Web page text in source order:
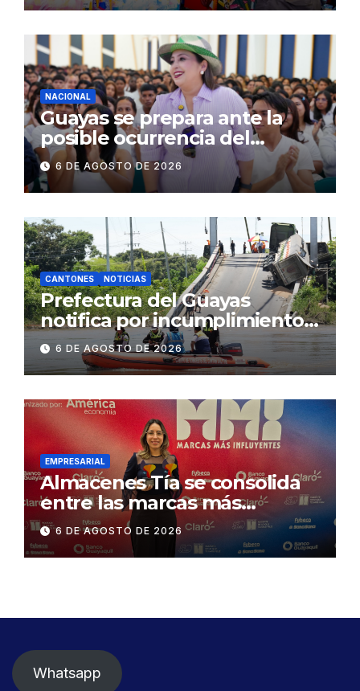
operativos en zonas
comerciales y de
concurrencia
NACIONAL
Guayas se prepara ante la
posible ocurrencia del
fenómeno de El Niño:
Gobierno Nacional capacita a
2.500 jóvenes
6 DE AGOSTO DE 2026
CANTONES NOTICIAS
Prefectura del Guayas
notifica por incumplimiento
contractual a la
Concesionaria CONORTE y
exige celeridad en
desmontaje del puente
Gonzalo Icaza Cornejo, en
Daule
6 DE AGOSTO DE 2026
EMPRESARIAL
Almacenes Tía se consolida
entre las marcas más
influyentes del Ecuador
6 DE AGOSTO DE 2026
Whatsapp